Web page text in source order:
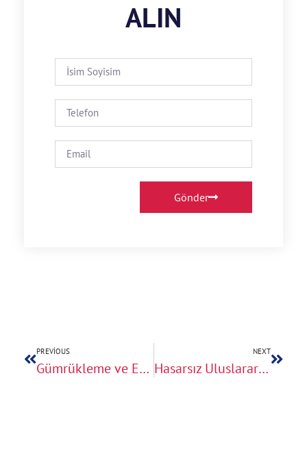
ALIN
Gönder
PREVIOUS
Gümrükleme ve Evrak İşlemleri Dahil Anahtar Teslim Nakliyat
NEXT
Hasarsız Uluslararası Ev Taşıma Garantisi